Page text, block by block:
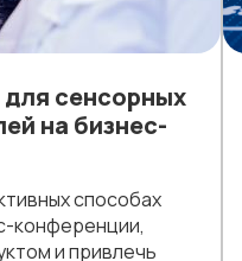
сенсорных
на бизнес-
способах
конференции,
и привлечь